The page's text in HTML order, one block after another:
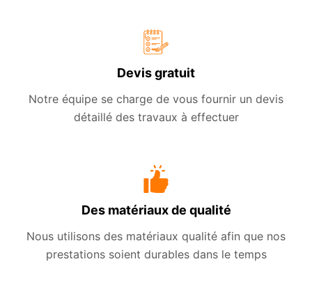
Devis gratuit
Notre équipe se charge de vous fournir un devis
détaillé des travaux à effectuer
Des matériaux de qualité
Nous utilisons des matériaux qualité afin que nos
prestations soient durables dans le temps